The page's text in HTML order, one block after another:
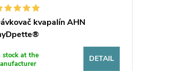
kvapalín AHN
stock at the
DETAIL